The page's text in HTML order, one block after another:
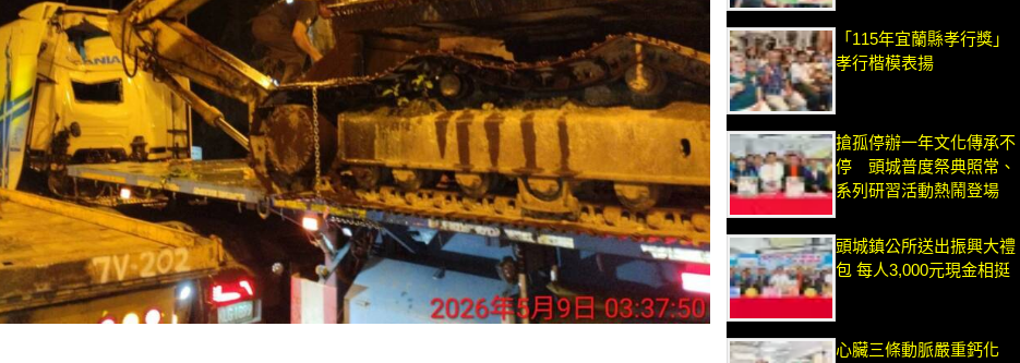
「115年宜蘭縣孝行獎」
孝行楷模表揚
搶孤停辦一年文化傳承不
停 頭城普度祭典照常、
系列研習活動熱鬧登場
頭城鎮公所送出振興大禮
包 每人3,000元現金相挺
心臟三條動脈嚴重鈣化